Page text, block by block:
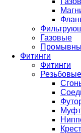
Газовые
Фитинги
Фитинги